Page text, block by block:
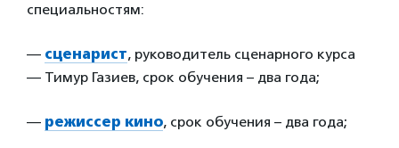
специальностям:
— сценарист, руководитель сценарного курса
— Тимур Газиев, срок обучения – два года;
— режиссер кино, срок обучения – два года;